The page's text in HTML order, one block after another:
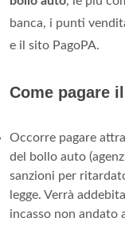
banca, i punti
e il sito PagoPA.
Come pagare
Occorre pagare
del bollo auto
sanzioni per
legge. Verrà
incasso non andato